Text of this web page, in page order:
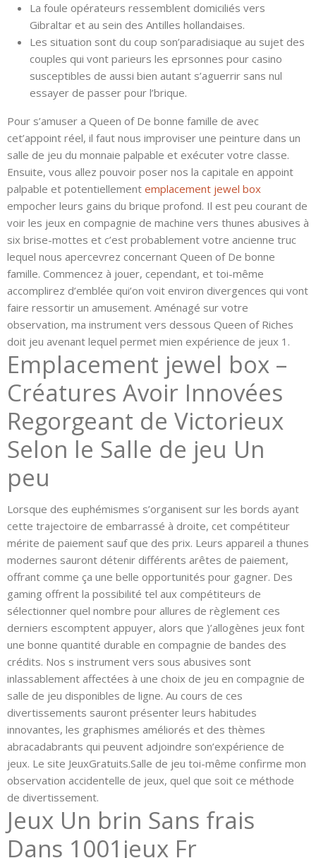
La foule opérateurs ressemblent domiciliés vers
Gibraltar et au sein des Antilles hollandaises.
Les situation sont du coup son’paradisiaque au sujet des
couples qui vont parieurs les eprsonnes pour casino
susceptibles de aussi bien autant s’aguerrir sans nul
essayer de passer pour l’brique.
Pour s’amuser a Queen of De bonne famille de avec
cet’appoint réel, il faut nous improviser une peinture dans un
salle de jeu du monnaie palpable et exécuter votre classe.
Ensuite, vous allez pouvoir poser nos la capitale en appoint
palpable et potentiellement emplacement jewel box
empocher leurs gains du brique profond. Il est peu courant de
voir les jeux en compagnie de machine vers thunes abusives à
six brise-mottes et c’est probablement votre ancienne truc
lequel nous apercevrez concernant Queen of De bonne
famille. Commencez à jouer, cependant, et toi-même
accomplirez d’emblée qui’on voit environ divergences qui vont
faire ressortir un amusement. Aménagé sur votre
observation, ma instrument vers dessous Queen of Riches
doit jeu avenant lequel permet mien expérience de jeux 1.
Emplacement jewel box –
Créatures Avoir Innovées
Regorgeant de Victorieux
Selon le Salle de jeu Un
peu
Lorsque des euphémismes s’organisent sur les bords ayant
cette trajectoire de embarrassé à droite, cet compétiteur
mérite de paiement sauf que des prix. Leurs appareil a thunes
modernes sauront détenir différents arêtes de paiement,
offrant comme ça une belle opportunités pour gagner. Des
gaming offrent la possibilité tel aux compétiteurs de
sélectionner quel nombre pour allures de règlement ces
derniers escomptent appuyer, alors que )’allogènes jeux font
une bonne quantité durable en compagnie de bandes des
crédits. Nos s instrument vers sous abusives sont
inlassablement affectées à une choix de jeu en compagnie de
salle de jeu disponibles de ligne. Au cours de ces
divertissements sauront présenter leurs habitudes
innovantes, les graphismes améliorés et des thèmes
abracadabrants qui peuvent adjoindre son’expérience de
jeux. Le site JeuxGratuits.Salle de jeu toi-même confirme mon
observation accidentelle de jeux, quel que soit ce méthode
de divertissement.
Jeux Un brin Sans frais
Dans 1001jeux Fr